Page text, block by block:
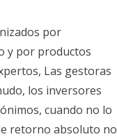
por
y por productos
Las gestoras
los inversores
cuando no lo
retorno absoluto no